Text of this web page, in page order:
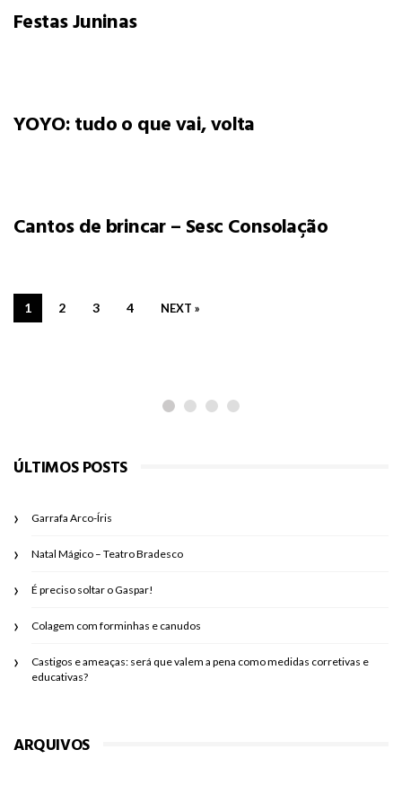
Festas Juninas
YOYO: tudo o que vai, volta
Cantos de brincar – Sesc Consolação
1 2 3 4 NEXT »
Os planetas do Ziraldo
ÚLTIMOS POSTS
Garrafa Arco-Íris
Natal Mágico – Teatro Bradesco
É preciso soltar o Gaspar!
Colagem com forminhas e canudos
Castigos e ameaças: será que valem a pena como medidas corretivas e
educativas?
ARQUIVOS